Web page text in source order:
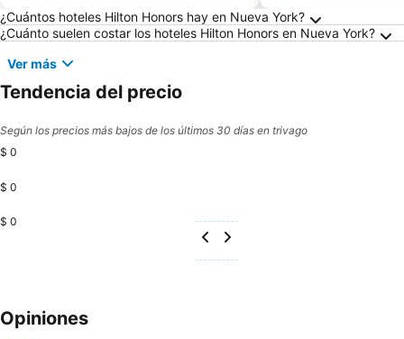
Preguntas frecuentes sobre Nueva York
¿Cuántos hoteles Hilton Honors hay en Nueva York?
¿Cuánto suelen costar los hoteles Hilton Honors en Nueva York?
Ver más
Tendencia del precio
Según los precios más bajos de los últimos 30 días en trivago
$ 0
$ 0
$ 0
Opiniones